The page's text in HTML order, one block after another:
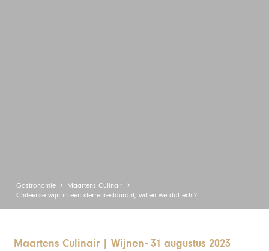
Gastronomie
Maartens Culinair
Chileense wijn in een sterrenrestaurant, willen we dat echt?
Maartens Culinair Wijnen-31 augustus 2023